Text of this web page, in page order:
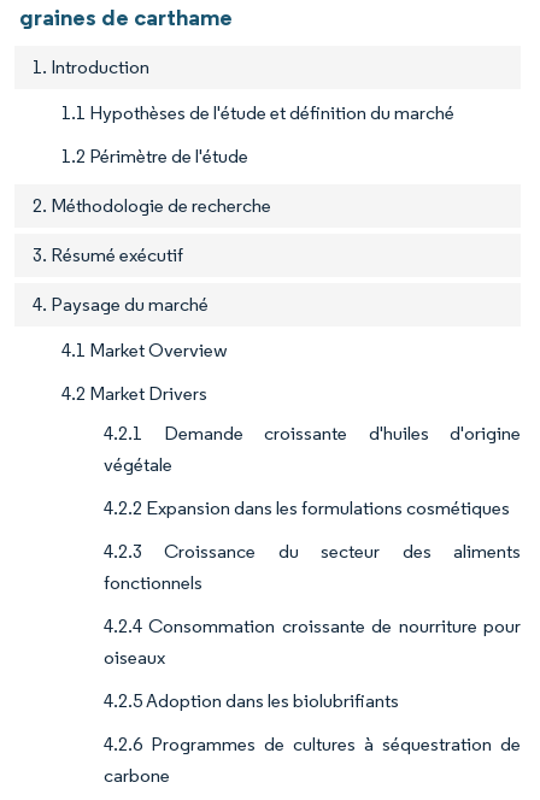
graines de carthame
1. Introduction
1.1 Hypothèses de l'étude et définition du marché
1.2 Périmètre de l'étude
2. Méthodologie de recherche
3. Résumé exécutif
4. Paysage du marché
4.1 Market Overview
4.2 Market Drivers
4.2.1 Demande croissante d'huiles d'origine
végétale
4.2.2 Expansion dans les formulations cosmétiques
4.2.3 Croissance du secteur des aliments
fonctionnels
4.2.4 Consommation croissante de nourriture pour
oiseaux
4.2.5 Adoption dans les biolubrifiants
4.2.6 Programmes de cultures à séquestration de
carbone